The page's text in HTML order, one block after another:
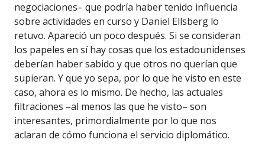
negociaciones– que podría haber tenido influencia
sobre actividades en curso y Daniel Ellsberg lo
retuvo. Apareció un poco después. Si se consideran
los papeles en sí hay cosas que los estadounidenses
deberían haber sabido y que otros no querían que
supieran. Y que yo sepa, por lo que he visto en este
caso, ahora es lo mismo. De hecho, las actuales
filtraciones –al menos las que he visto– son
interesantes, primordialmente por lo que nos
aclaran de cómo funciona el servicio diplomático.